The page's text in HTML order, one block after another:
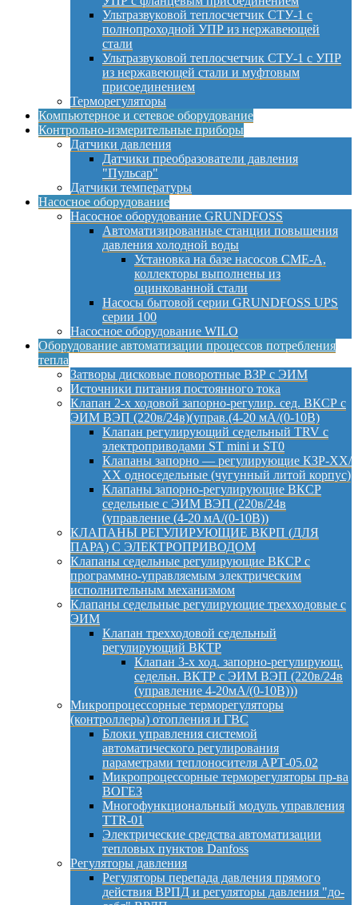
Ультразвуковой теплосчетчик СТУ-1 с
полнопроходной УПР из нержавеющей
стали
Ультразвуковой теплосчетчик СТУ-1 с УПР
из нержавеющей стали и муфтовым
присоединением
Терморегуляторы
Компьютерное и сетевое оборудование
Контрольно-измерительные приборы
Датчики давления
Датчики преобразователи давления
"Пульсар"
Датчики температуры
Насосное оборудование
Насосное оборудование GRUNDFOSS
Автоматизированные станции повышения
давления холодной воды
Установка на базе насосов CME-A,
коллекторы выполнены из
оцинкованной стали
Насосы бытовой серии GRUNDFOSS UPS
серии 100
Насосное оборудование WILO
Оборудование автоматизации процессов потребления
тепла
Затворы дисковые поворотные ВЗР с ЭИМ
Источники питания постоянного тока
Клапан 2-х ходовой запорно-регулир. сед. ВКСР с
ЭИМ ВЭП (220в/24в)(управ.(4-20 мА/(0-10В)
Клапан регулирующий седельный TRV с
электроприводами ST mini и ST0
Клапаны запорно — регулирующие КЗР-ХХ/
ХХ односедельные (чугунный литой корпус)
Клапаны запорно-регулирующие ВКСР
седельные с ЭИМ ВЭП (220в/24в
(управление (4-20 мА/(0-10В))
КЛАПАНЫ РЕГУЛИРУЮЩИЕ ВКРП (ДЛЯ
ПАРА) С ЭЛЕКТРОПРИВОДОМ
Клапаны седельные регулирующие ВКСР с
программно-управляемым электрическим
исполнительным механизмом
Клапаны седельные регулирующие трехходовые с
ЭИМ
Клапан трехходовой седельный
регулирующий ВКТР
Клапан 3-х ход. запорно-регулирующ.
седельн. ВКТР с ЭИМ ВЭП (220в/24в
(управление 4-20мА/(0-10В)))
Микропроцессорные терморегуляторы
(контроллеры) отопления и ГВС
Блоки управления системой
автоматического регулирования
параметрами теплоносителя АРТ-05.02
Микропроцессорные терморегуляторы пр-ва
ВОГЕЗ
Многофункциональный модуль управления
TTR-01
Электрические средства автоматизации
тепловых пунктов Danfoss
Регуляторы давления
Регуляторы перепада давления прямого
действия ВРПД и регуляторы давления "до-